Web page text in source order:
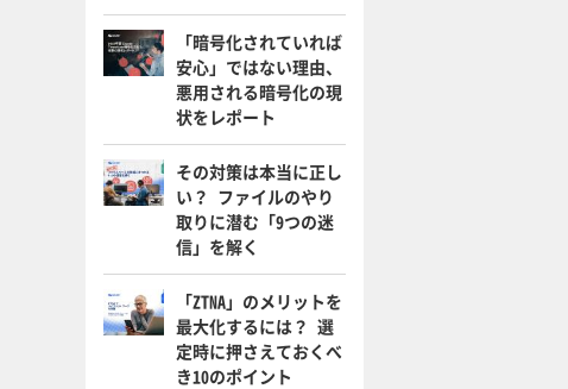
「暗号化されていれば
安心」ではない理由、
悪用される暗号化の現
状をレポート
その対策は本当に正し
い？ ファイルのやり
取りに潜む「9つの迷
信」を解く
「ZTNA」のメリットを
最大化するには？ 選
定時に押さえておくべ
き10のポイント